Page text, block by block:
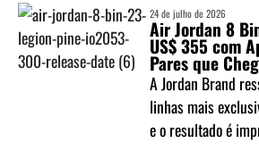
24 de julho de 2026
Air Jordan 8
US$ 355 com
Pares que
A Jordan Brand
linhas mais
e o resultado é